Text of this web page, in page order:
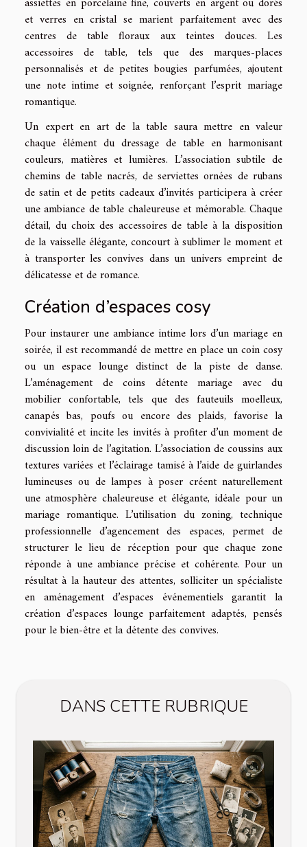
et verres en cristal se marient parfaitement avec des
centres de table floraux aux teintes douces. Les
accessoires de table, tels que des marques-places
personnalisés et de petites bougies parfumées, ajoutent
une note intime et soignée, renforçant l’esprit mariage
romantique.
Un expert en art de la table saura mettre en valeur
chaque élément du dressage de table en harmonisant
couleurs, matières et lumières. L’association subtile de
chemins de table nacrés, de serviettes ornées de rubans
de satin et de petits cadeaux d’invités participera à créer
une ambiance de table chaleureuse et mémorable. Chaque
détail, du choix des accessoires de table à la disposition
de la vaisselle élégante, concourt à sublimer le moment et
à transporter les convives dans un univers empreint de
délicatesse et de romance.
Création d’espaces cosy
Pour instaurer une ambiance intime lors d’un mariage en
soirée, il est recommandé de mettre en place un coin cosy
ou un espace lounge distinct de la piste de danse.
L’aménagement de coins détente mariage avec du
mobilier confortable, tels que des fauteuils moelleux,
canapés bas, poufs ou encore des plaids, favorise la
convivialité et incite les invités à profiter d’un moment de
discussion loin de l’agitation. L’association de coussins aux
textures variées et l’éclairage tamisé à l’aide de guirlandes
lumineuses ou de lampes à poser créent naturellement
une atmosphère chaleureuse et élégante, idéale pour un
mariage romantique. L’utilisation du zoning, technique
professionnelle d’agencement des espaces, permet de
structurer le lieu de réception pour que chaque zone
réponde à une ambiance précise et cohérente. Pour un
résultat à la hauteur des attentes, solliciter un spécialiste
en aménagement d’espaces événementiels garantit la
création d’espaces lounge parfaitement adaptés, pensés
pour le bien-être et la détente des convives.
DANS CETTE RUBRIQUE